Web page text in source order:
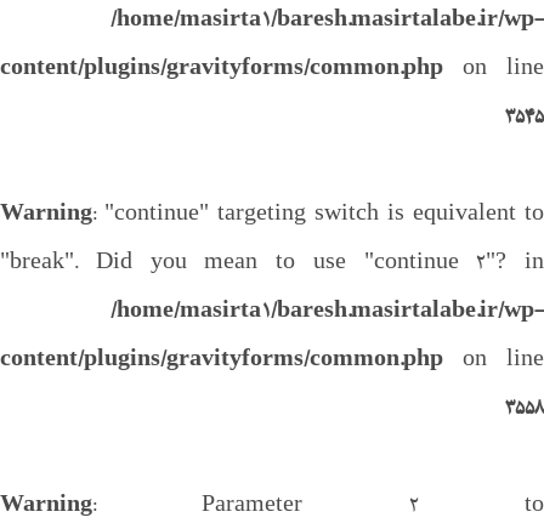
/home/masirta1/baresh.masirtalabe.ir/wp-
content/plugins/gravityforms/common.php on line
3545
Warning: "continue" targeting switch is equivalent to
"break". Did you mean to use "continue 2"? in
/home/masirta1/baresh.masirtalabe.ir/wp-
content/plugins/gravityforms/common.php on line
3558
Warning: Parameter 2 to